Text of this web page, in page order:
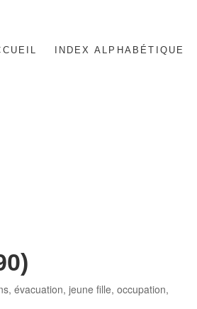
INDEX ALPHABÉTIQUE
,évacuation,jeune fille,occupation,